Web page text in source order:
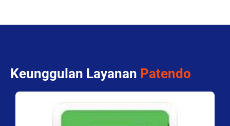
Keunggulan Layanan Patendo